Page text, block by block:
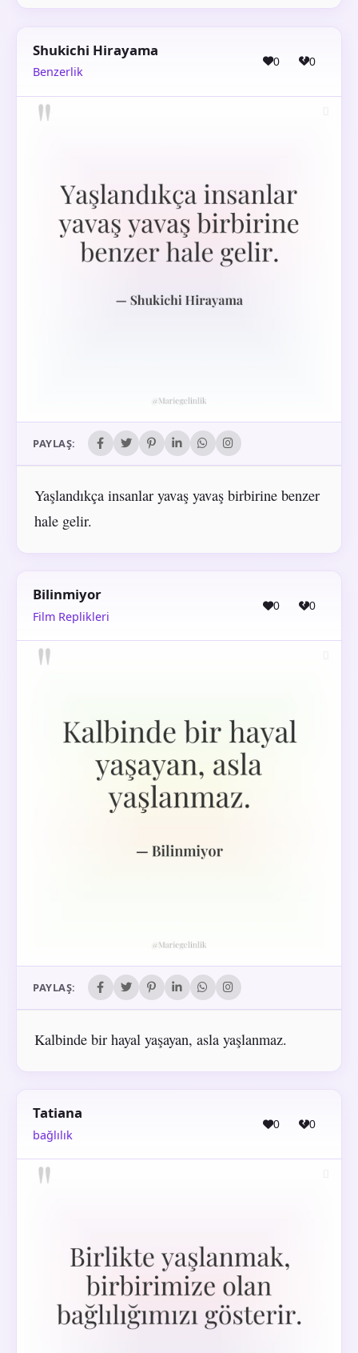
Shukichi Hirayama
Benzerlik
0 0
PAYLAŞ:
Yaşlandıkça insanlar yavaş yavaş birbirine benzer
hale gelir.
Bilinmiyor
Film Replikleri
0 0
PAYLAŞ:
Kalbinde bir hayal yaşayan, asla yaşlanmaz.
Tatiana
bağlılık
0 0